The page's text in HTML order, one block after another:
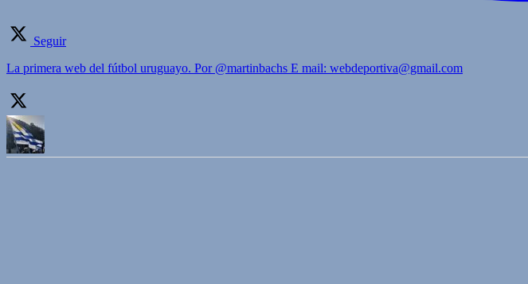
Seguir
La primera web del fútbol uruguayo. Por @martinbachs E mail: webdeportiva@gmail.com